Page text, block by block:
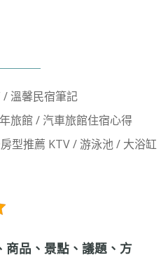
/ 溫馨民宿筆記
旅館 / 汽車旅館住宿心得
型推薦 KTV / 游泳池 / 大浴缸
商品、景點、議題、方